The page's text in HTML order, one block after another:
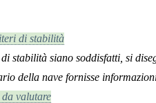
di stabilità
stabilità siano soddisfatti, si
della nave fornisse
valutare